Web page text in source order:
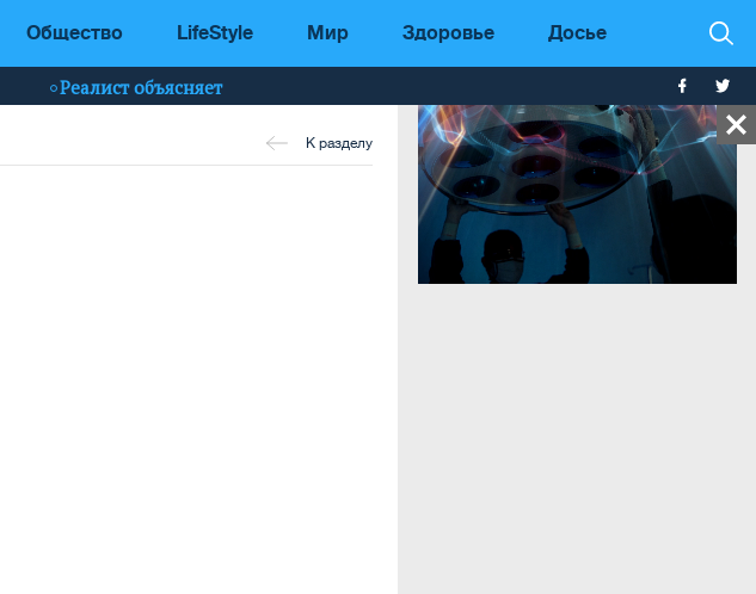
Общество LifeStyle Мир Здоровье Досье
Реалист объясняет
К разделу